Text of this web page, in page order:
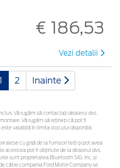
€ 186,53
Vezi detalii
2 Inainte
Vă rugăm să contactaţi dealerul dvs.
Vă rugăm să rețineți că pot fi
valabilă în limita stocului disponibil.
alese cu grijă de la furnizori terți și pot avea
acestora pot fi obținute de la dealerul dvs.
sunt proprietatea Bluetooth SIG, Inc. și
către compania Ford Motor Company se